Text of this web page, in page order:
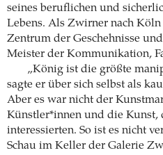
seines beruflichen und
Lebens. Als Zwirner nach
Zentrum der Geschehnisse
Meister der Kommunikation,
„König ist die größte
sagte er über sich selbst als
Aber es war nicht der
Künstler*innen und die Kunst,
interessierten. So ist es nicht
Schau im Keller der Galerie